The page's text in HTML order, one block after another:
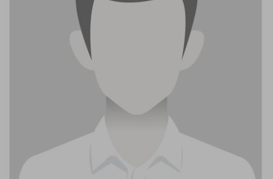
Numéros
Qui sommes-nous ?